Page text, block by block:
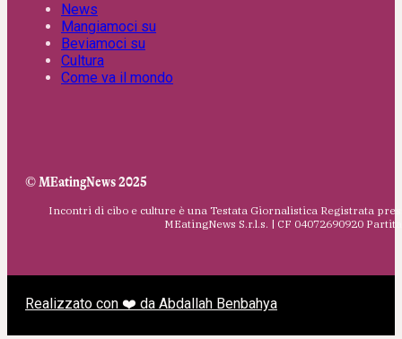
News
Mangiamoci su
Beviamoci su
Cultura
Come va il mondo
© MEatingNews 2025
Incontri di cibo e culture è una Testata Giornalistica Registrata
MEatingNews S.r.l.s. | CF 04072690920
Realizzato con ❤️ da Abdallah Benbahya